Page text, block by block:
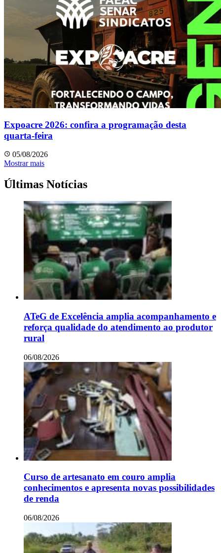
Expoacre 2026: confira a programação desta
quarta-feira
05/08/2026
Mostrar mais
Últimas Notícias
ATeG de Excelência amplia acompanhamento e
reforça qualidade do atendimento ao produtor
rural
06/08/2026
Curso de artesanato em couro amplia
conhecimentos e apresenta novas possibilidades
de renda
06/08/2026